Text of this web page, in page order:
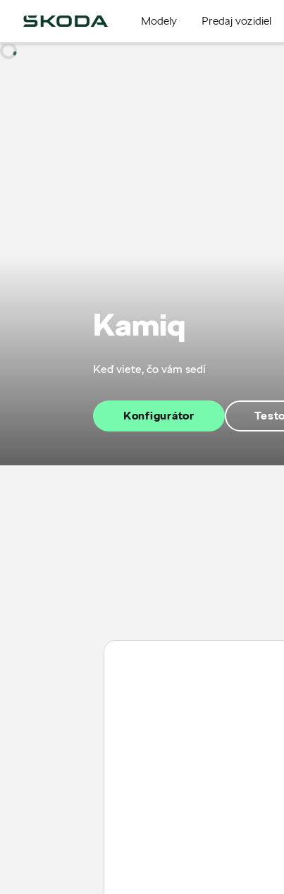
Modely Predaj vozidiel
Kamiq
Keď viete, čo vám sedí
Konfigurátor